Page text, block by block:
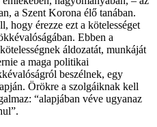
a Szent Korona élő tanában.
hogy érezze ezt a kötelességet
Ebben a
áldozatát, munkáját
a maga politikai
beszélnek, egy
Örökre a szolgáiknak kell
“alapjában véve ugyanaz